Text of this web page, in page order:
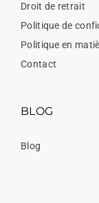
Droit de retrait
Politique de
Politique en
Contact
BLOG
Blog